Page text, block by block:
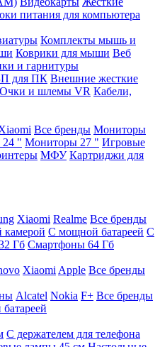
питания для компьютера
Комплекты мышь и
Коврики для мыши Веб
и гарнитуры
для ПК Внешние жесткие
Очки и шлемы VR Кабели,
Все бренды Мониторы
" Мониторы 27 " Игровые
МФУ Картриджи для
Xiaomi Realme Все бренды
камерой С мощной батареей С
Гб Смартфоны 64 Гб
Xiaomi Apple Все бренды
Alcatel Nokia F+ Все бренды
C держателем для телефона